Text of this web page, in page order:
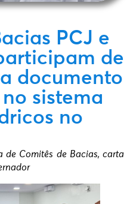
PCJ e
de
documento
sistema
no
de Comitês de Bacias, carta